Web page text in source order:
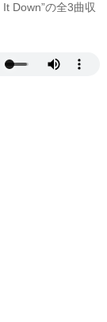
Down”の全3曲収